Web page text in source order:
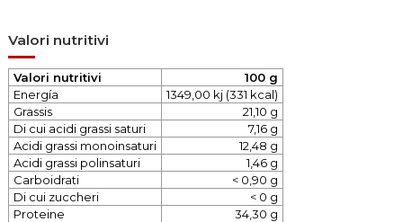
Valori nutritivi
Valori nutritivi
100 g
Energía
1349,00 kj (331 kcal)
Grassis
21,10 g
Di cui acidi grassi saturi
7,16 g
Acidi grassi monoinsaturi
12,48 g
Acidi grassi polinsaturi
1,46 g
Carboidrati
< 0,90 g
Di cui zuccheri
< 0 g
Proteine
34,30 g